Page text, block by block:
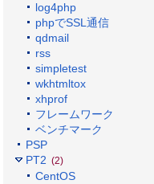
log4php
phpでSSL通信
qdmail
rss
simpletest
wkhtmltox
xhprof
フレームワーク
ベンチマーク
PSP
PT2 (2)
CentOS